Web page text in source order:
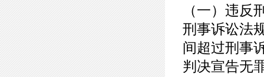
（一）违反
刑事诉讼法
间超过刑事
判决宣告无